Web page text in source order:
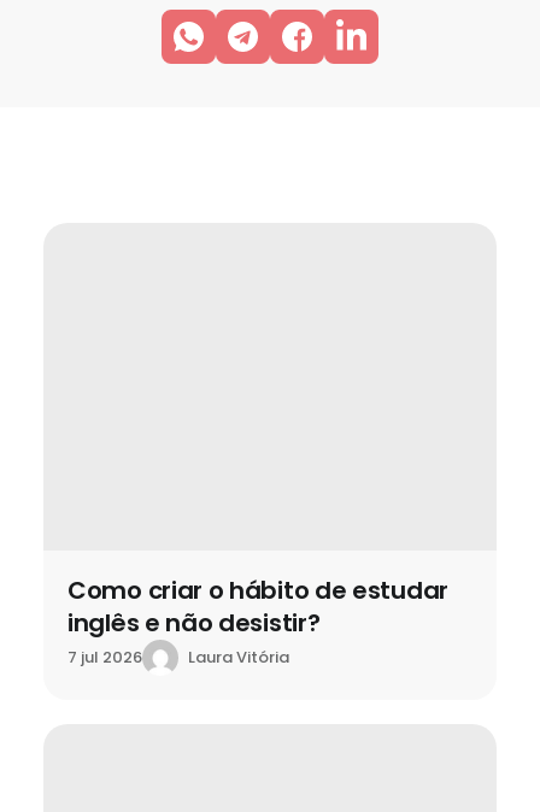
Como criar o hábito de estudar
inglês e não desistir?
7 jul 2026 Laura Vitória